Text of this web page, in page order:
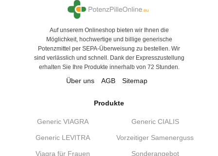
Auf unserem Onlineshop bieten wir Ihnen die
Möglichkeit, hochwertige und billige generische
Potenzmittel per SEPA-Überweisung zu bestellen. Wir
sind verlässlich und schnell. Dank der Expresszustellung
erhalten Sie Ihre Produkte innerhalb von 72 Stunden.
Über uns AGB Sitemap
Produkte
Generic VIAGRA Generic CIALIS
Generic LEVITRA Vorzeitiger Samenerguss
Viagra für Frauen Sonderangebot